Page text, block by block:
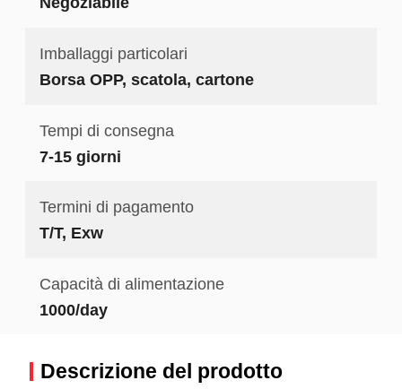
Imballaggi particolari
Borsa OPP, scatola, cartone
Tempi di consegna
7-15 giorni
Termini di pagamento
T/T, Exw
Capacità di alimentazione
1000/day
Descrizione del prodotto